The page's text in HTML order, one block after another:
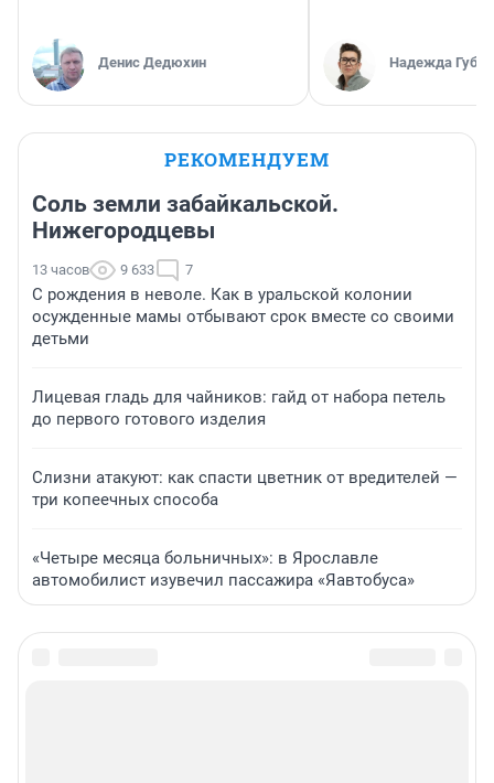
Денис Дедюхин Надежда
РЕКОМЕНДУЕМ
Соль земли забайкальской.
Нижегородцевы
13 часов 9 633 7
С рождения в неволе. Как в уральской колонии
осужденные мамы отбывают срок вместе со своими
детьми
Лицевая гладь для чайников: гайд от набора петель
до первого готового изделия
Слизни атакуют: как спасти цветник от вредителей —
три копеечных способа
«Четыре месяца больничных»: в Ярославле
автомобилист изувечил пассажира «Яавтобуса»